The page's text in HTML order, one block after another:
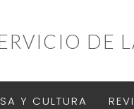
DE
Y CULTURA